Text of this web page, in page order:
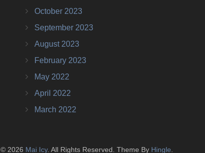
October 2023
September 2023
August 2023
February 2023
May 2022
April 2022
March 2022
© 2026 Mai Icy. All Rights Reserved. Theme By Hingle